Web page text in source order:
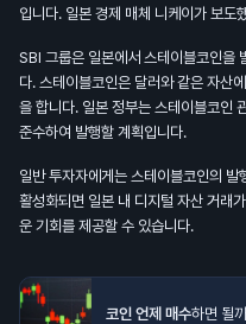
입니다. 일본 경제 매체 니케이가 보도
SBI 그룹은 일본에서 스테이블코인을
다. 스테이블코인은 달러와 같은 자산
을 합니다. 일본 정부는 스테이블코인
준수하여 발행할 계획입니다.
일반 투자자에게는 스테이블코인의
활성화되면 일본 내 디지털 자산 거래
운 기회를 제공할 수 있습니다.
코인 언제 매수하면 될